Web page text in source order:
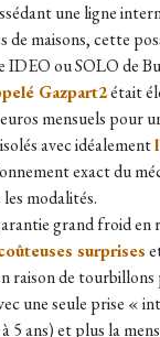
une ligne
maisons, cette
ou SOLO de
Gazpart2était
mensuels pour
avec idéalement
exact du
modalités.
grand froid
surprises
raison de
une seule prise «
ans) et plus la